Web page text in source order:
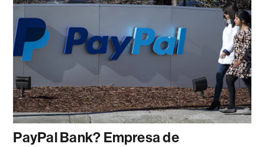
PayPal Bank? Empresa de